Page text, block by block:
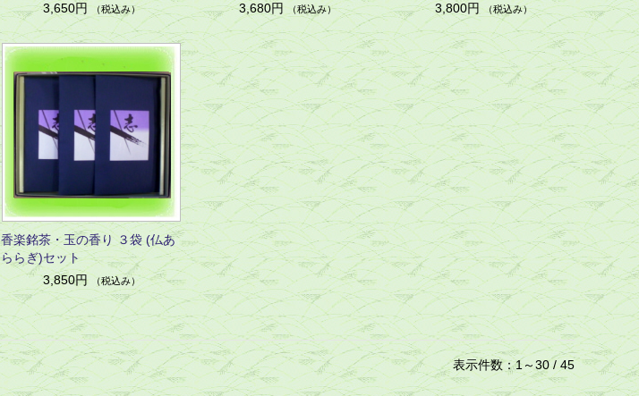
3,650円 （税込み）
3,680円
（税込み）
3,800円
（税込み）
香楽銘茶・玉の香り ３袋 (仏あ
ららぎ)セット
3,850円
（税込み）
表示件数：1～30 / 45